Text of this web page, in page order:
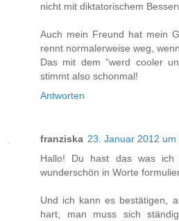
nicht mit diktatorischem
Auch mein Freund hat mein
rennt normalerweise weg,
Das mit dem "werd cooler
stimmt also schonmal!
Antworten
franziska 23. Januar 2012 um
Hallo! Du hast das was ich
wunderschön in Worte
Und ich kann es bestätigen,
hart, man muss sich